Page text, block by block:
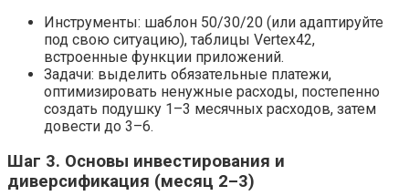
Инструменты: шаблон 50/30/20 (или адаптируйте
под свою ситуацию), таблицы Vertex42,
встроенные функции приложений.
Задачи: выделить обязательные платежи,
оптимизировать ненужные расходы, постепенно
создать подушку 1–3 месячных расходов, затем
довести до 3–6.
Шаг 3. Основы инвестирования и
диверсификация (месяц 2–3)